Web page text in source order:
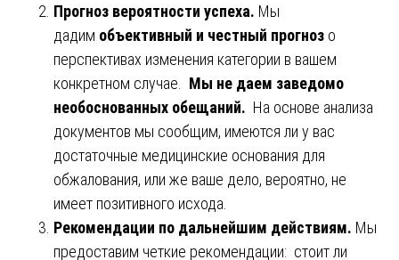
Прогноз вероятности успеха. Мы
дадим объективный и честный прогноз о
перспективах изменения категории в вашем
конкретном случае. Мы не даем заведомо
необоснованных обещаний. На основе анализа
документов мы сообщим, имеются ли у вас
достаточные медицинские основания для
обжалования, или же ваше дело, вероятно, не
имеет позитивного исхода.
Рекомендации по дальнейшим действиям. Мы
предоставим четкие рекомендации: стоит ли